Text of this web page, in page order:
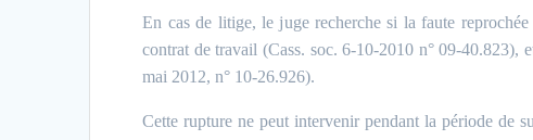
En cas de litige, le juge recherche si la faute
contrat de travail (Cass. soc. 6-10-2010 n° 09-40.823),
mai 2012, n° 10-26.926).
Cette rupture ne peut intervenir pendant la période de